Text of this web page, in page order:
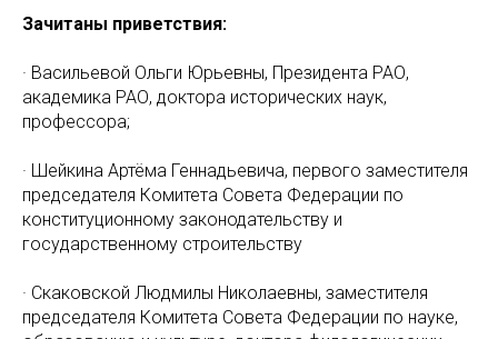
Зачитаны приветствия:
· Васильевой Ольги Юрьевны, Президента РАО,
академика РАО, доктора исторических наук,
профессора;
· Шейкина Артёма Геннадьевича, первого заместителя
председателя Комитета Совета Федерации по
конституционному законодательству и
государственному строительству
· Скаковской Людмилы Николаевны, заместителя
председателя Комитета Совета Федерации по науке,